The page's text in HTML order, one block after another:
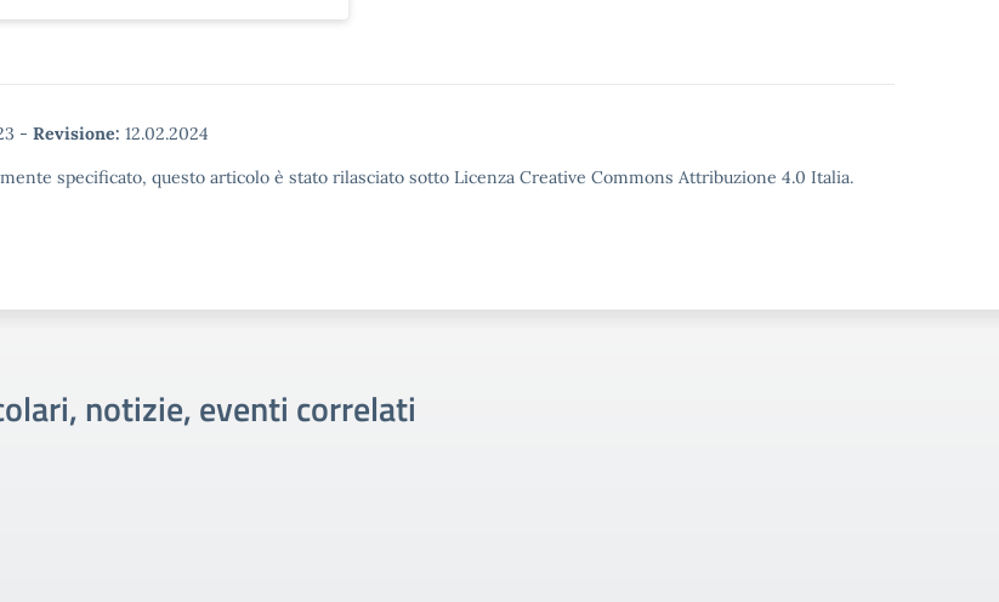
- Revisione: 12.02.2024
specificato, questo articolo è stato rilasciato sotto Licenza Creative Commons Attribuzione 4.0 Italia.
notizie, eventi correlati